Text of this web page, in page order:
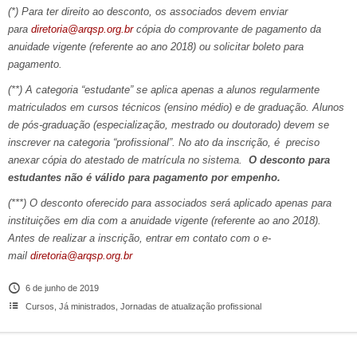
(*) Para ter direito ao desconto, os associados devem enviar
para diretoria@arqsp.org.brcópia do comprovante de pagamento da
anuidade vigente (referente ao ano 2018) ou solicitar boleto para
pagamento.
(**) A categoria “estudante” se aplica apenas a alunos regularmente
matriculados em cursos técnicos (ensino médio) e de graduação. Alunos
de pós-graduação (especialização, mestrado ou doutorado) devem se
inscrever na categoria “profissional”. No ato da inscrição, é preciso
anexar cópia do atestado de matrícula no sistema.
O desconto para
estudantes não é válido para pagamento por empenho.
(***) O desconto oferecido para associados será aplicado apenas para
instituições em dia com a anuidade vigente (referente ao ano 2018).
Antes de realizar a inscrição, entrar em contato com o e-
mail diretoria@arqsp.org.br
6 de junho de 2019
Cursos Já ministrados Jornadas de atualização profissional